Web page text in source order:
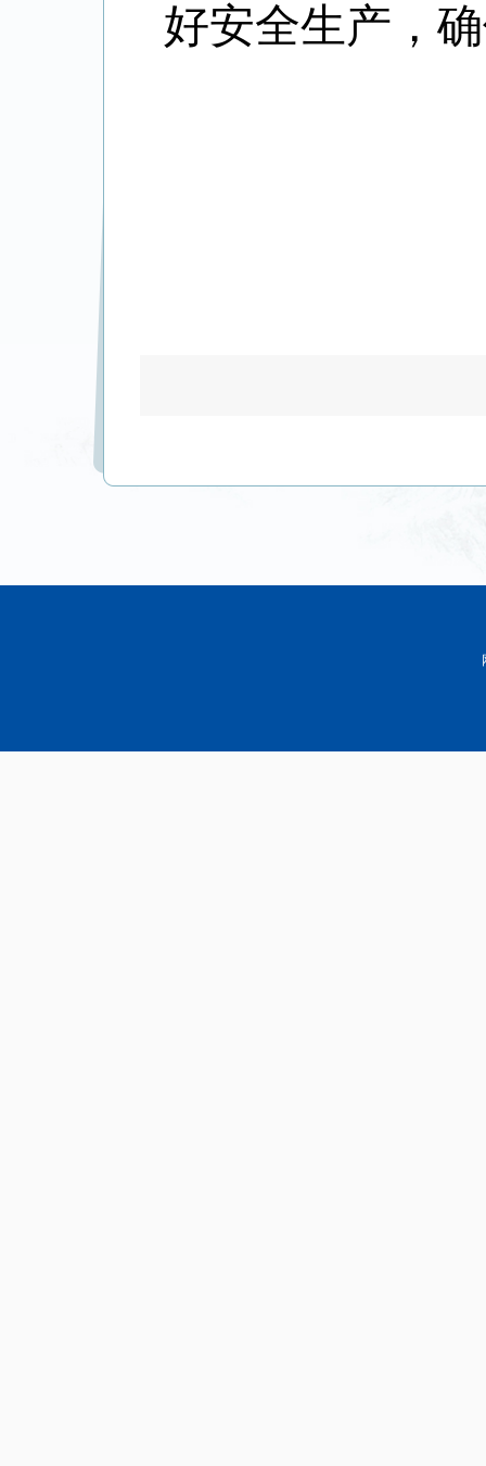
好安全生产，